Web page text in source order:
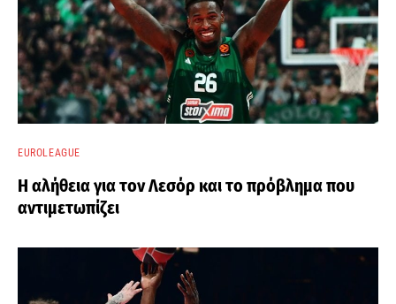
EUROLEAGUE
Η αλήθεια για τον Λεσόρ και το πρόβλημα που
αντιμετωπίζει